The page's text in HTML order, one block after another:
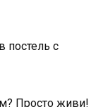
постель с
Просто живи!